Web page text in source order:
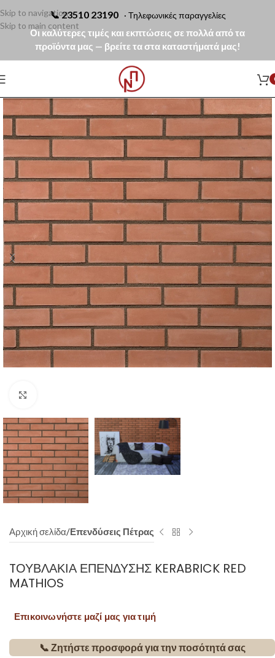
📞23510 23190 · Τηλεφωνικές παραγγελίες
Οι καλύτερες τιμές και εκπτώσεις σε πολλά από τα
προϊόντα μας — βρείτε τα στα καταστήματά μας!
Skip to navigation
Skip to main content
Αρχική σελίδα Επενδύσεις Πέτρας
TΟΥΒΛΆΚΙΑ ΕΠΈΝΔΥΣΗΣ KERABRICK RED
MATHIOS
Επικοινωνήστε μαζί μας για τιμή
📞 Ζητήστε προσφορά για την ποσότητά σας